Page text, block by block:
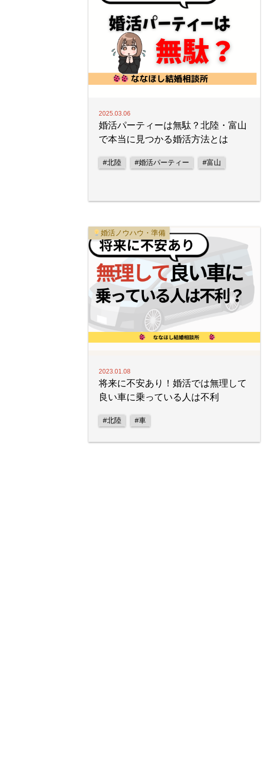
2025.03.06
婚活パーティーは無駄？北陸・富山
で本当に見つかる婚活方法とは
#北陸 #婚活パーティー #富山
2023.01.08
婚活ノウハウ・準備
将来に不安あり！婚活では無理して
良い車に乗っている人は不利
#北陸 #車